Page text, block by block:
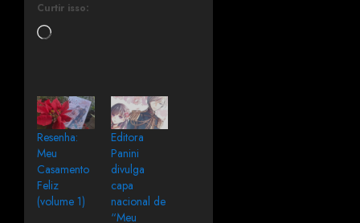
Curtir isso:
Resenha:
Meu
Casamento
Feliz
(volume 1)
Editora
Panini
divulga
capa
nacional de
“Meu